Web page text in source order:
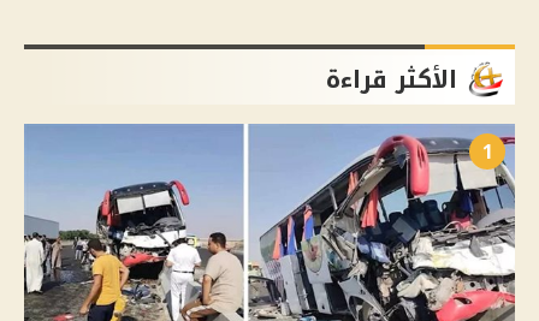
الأكثر قراءة
1